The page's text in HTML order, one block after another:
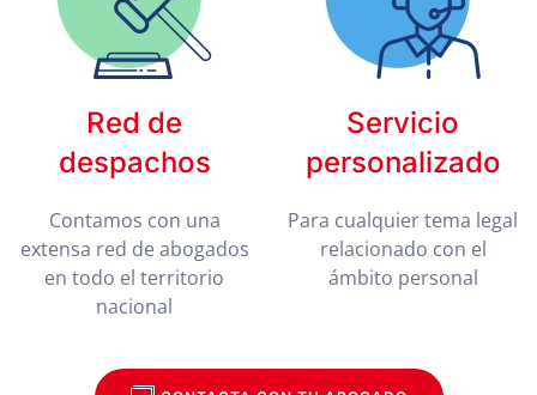
Red de
despachos
Contamos con una
extensa red de abogados
en todo el territorio
nacional
Servicio
personalizado
Para cualquier tema legal
relacionado con el
ámbito personal